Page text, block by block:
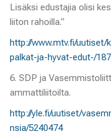
Lisäksi edustajia olisi
liiton rahoilla.”
http://www.mtv.fi/
palkat-ja-hyvat-edut-/
6. SDP ja
ammattiliitoilta.
http://yle.fi/uutiset/
nsia/5240474